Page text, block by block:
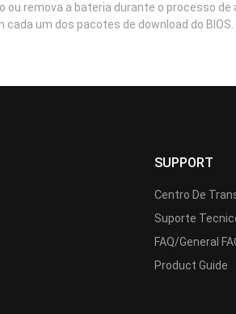
remova a bateria durante o processo de
um dos pacotes de download do BIOS.
SUPPORT
Centro De
Suporte
FAQ/General
Product Guide